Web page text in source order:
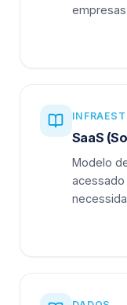
SaaS
Modelo
acessado